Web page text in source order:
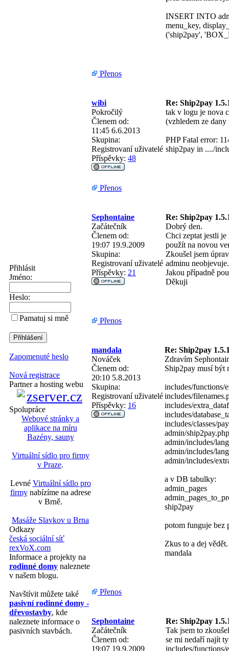
Přihlásit
Jméno:
Heslo:
Pamatuj si mně
Zapomenuté heslo
Nová registrace
Partner a hosting webu
Spolupráce
Webové stránky a
aplikace na míru
Bazény, sauny
Virtuální sídlo pro firmy
v Praze.
Levné Virtuální sídlo pro
firmynabízíme na adrese
v Brně.
Masáže Slavkov u Brna
Odkazy
česká sociální síť
rexVoX.com
Informace a projekty na
rodinné domy naleznete
v našem blogu.
Navštívit můžete také
pasivní rodinné domy -
dřevostavby, kde
naleznete informace o
pasivních stavbách.
INSERT INTO
menu_key,
('ship2pay',
Přenos
wibi
Re: Ship2pay
Pokročilý
Členem od:
11:45 6.6.2013
Skupina:
Registrovaní uživatelé
Příspěvky: 48
tak v logu je nova
(vzhledem ze
PHP Fatal error:
ship2pay in ..../
Přenos
Sephontaine
Re: Ship2pay
Začátečník
Členem od:
19:07 19.9.2009
Skupina:
Registrovaní uživatelé
Příspěvky: 21
Dobrý den.
Chci zeptat jestli
použít na novou
Zkoušel jsem
adminu neobjevuje.
Jakou případně
Děkuji
Přenos
mandala
Re: Ship2pay
Nováček
Členem od:
20:10 5.8.2013
Skupina:
Registrovaní uživatelé
Příspěvky: 16
Zdravím
Ship2pay musí být
includes/functions/
includes/
includes/
includes/
includes/classes/
admin/ship2pay.php
admin/includes/
admin/includes/
admin/includes/
a v DB tabulky:
admin_pages
ship2pay
potom funguje bez
Zkus to a dej vědět.
mandala
Přenos
Sephontaine
Re: Ship2pay
Začátečník
Členem od:
19:07 19.9.2009
Tak jsem to
se mi nedaří najít
includes/functions/